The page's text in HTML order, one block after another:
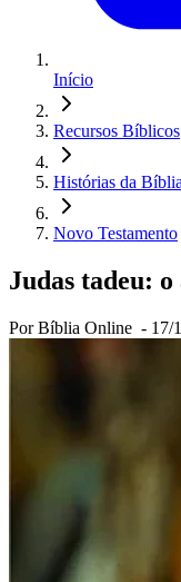
Início
Recursos Bíblicos
Histórias da Bíblia
Novo Testamento
Judas tadeu:
Por Bíblia Online - 17/